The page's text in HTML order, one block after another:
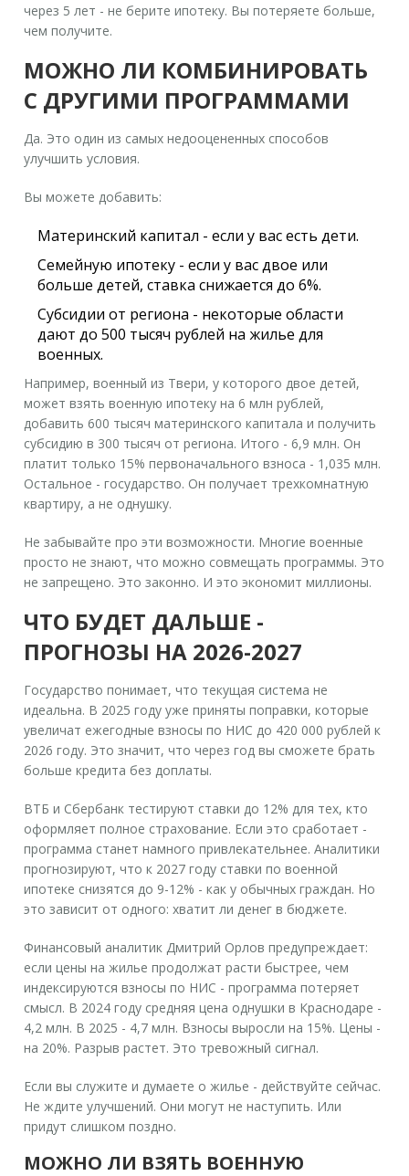
через 5 лет - не берите ипотеку. Вы потеряете больше,
чем получите.
МОЖНО ЛИ КОМБИНИРОВАТЬ
С ДРУГИМИ ПРОГРАММАМИ
Да. Это один из самых недооцененных способов
улучшить условия.
Вы можете добавить:
Материнский капитал - если у вас есть дети.
Семейную ипотеку - если у вас двое или
больше детей, ставка снижается до 6%.
Субсидии от региона - некоторые области
дают до 500 тысяч рублей на жилье для
военных.
Например, военный из Твери, у которого двое детей,
может взять военную ипотеку на 6 млн рублей,
добавить 600 тысяч материнского капитала и получить
субсидию в 300 тысяч от региона. Итого - 6,9 млн. Он
платит только 15% первоначального взноса - 1,035 млн.
Остальное - государство. Он получает трехкомнатную
квартиру, а не однушку.
Не забывайте про эти возможности. Многие военные
просто не знают, что можно совмещать программы. Это
не запрещено. Это законно. И это экономит миллионы.
ЧТО БУДЕТ ДАЛЬШЕ -
ПРОГНОЗЫ НА 2026-2027
Государство понимает, что текущая система не
идеальна. В 2025 году уже приняты поправки, которые
увеличат ежегодные взносы по НИС до 420 000 рублей к
2026 году. Это значит, что через год вы сможете брать
больше кредита без доплаты.
ВТБ и Сбербанк тестируют ставки до 12% для тех, кто
оформляет полное страхование. Если это сработает -
программа станет намного привлекательнее. Аналитики
прогнозируют, что к 2027 году ставки по военной
ипотеке снизятся до 9-12% - как у обычных граждан. Но
это зависит от одного: хватит ли денег в бюджете.
Финансовый аналитик Дмитрий Орлов предупреждает:
если цены на жилье продолжат расти быстрее, чем
индексируются взносы по НИС - программа потеряет
смысл. В 2024 году средняя цена однушки в Краснодаре -
4,2 млн. В 2025 - 4,7 млн. Взносы выросли на 15%. Цены -
на 20%. Разрыв растет. Это тревожный сигнал.
Если вы служите и думаете о жилье - действуйте сейчас.
Не ждите улучшений. Они могут не наступить. Или
придут слишком поздно.
МОЖНО ЛИ ВЗЯТЬ ВОЕННУЮ